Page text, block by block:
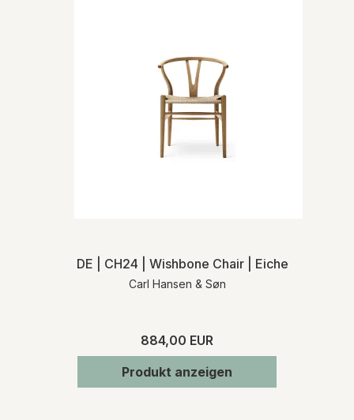
DE | CH24 | Wishbone Chair | Eiche geölt |
Carl Hansen & Søn
884,00 EUR
Produkt anzeigen